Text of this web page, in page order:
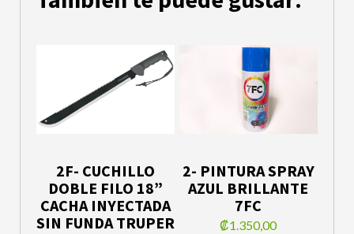
2F- CUCHILLO
DOBLE FILO 18”
CACHA INYECTADA
SIN FUNDA TRUPER
2- PINTURA SPRAY
AZUL BRILLANTE
7FC
₡1.350,00